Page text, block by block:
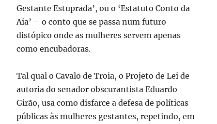
Gestante Estuprada’, ou o ‘Estatuto Conto da
Aia’ – o conto que se passa num futuro
distópico onde as mulheres servem apenas
como encubadoras.
Tal qual o Cavalo de Troia, o Projeto de Lei de
autoria do senador obscurantista Eduardo
Girão, usa como disfarce a defesa de políticas
públicas às mulheres gestantes, repetindo, em